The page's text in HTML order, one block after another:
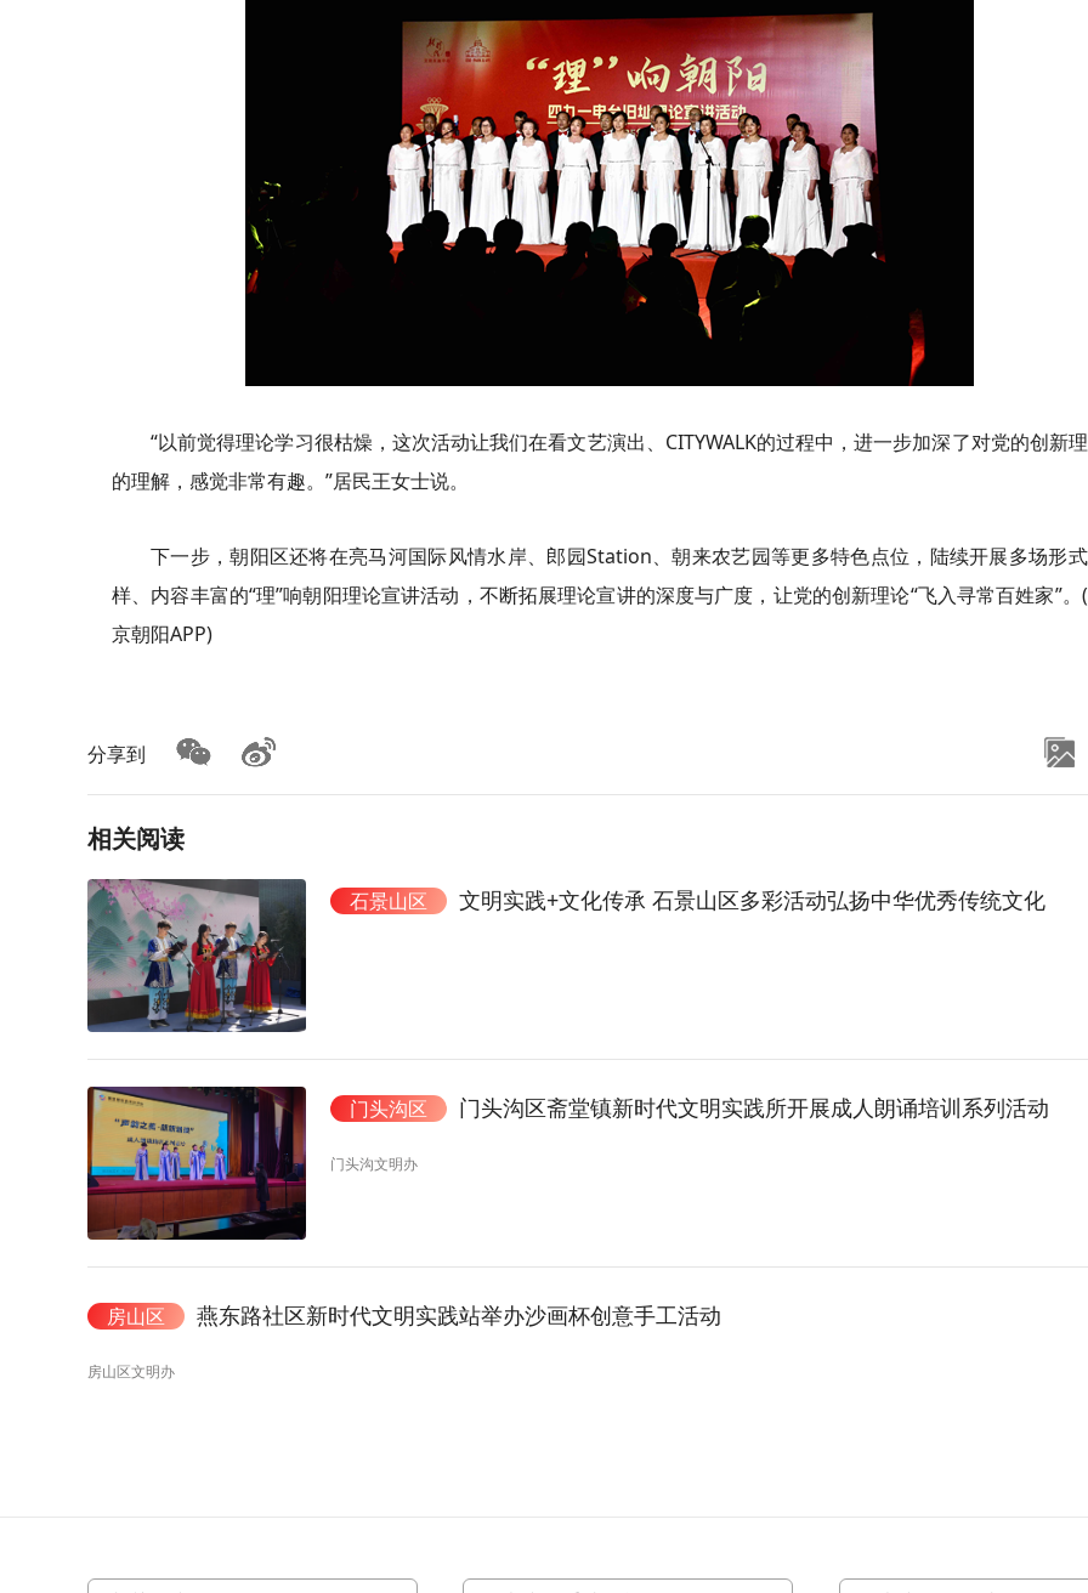
“以前觉得理论学习很枯燥，这次活动让我们在看文艺演出、CITYWALK的过程中，进一步加深了对党的创新
的理解，感觉非常有趣。”居民王女士说。
下一步，朝阳区还将在亮马河国际风情水岸、郎园Station、朝来农艺园等更多特色点位，陆续开展多场形
样、内容丰富的“理”响朝阳理论宣讲活动，不断拓展理论宣讲的深度与广度，让党的创新理论“飞入寻常百姓家”。
京朝阳APP)
分享到
相关阅读
石景山区 文明实践+文化传承 石景山区多彩活动弘扬中华优秀传统文化
门头沟区 门头沟区斋堂镇新时代文明实践所开展成人朗诵培训系列活动
门头沟文明办
房山区 燕东路社区新时代文明实践站举办沙画杯创意手工活动
房山区文明办